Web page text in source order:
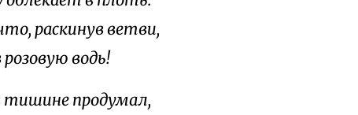
раскинув ветви,
розовую водь!
тишине продумал,